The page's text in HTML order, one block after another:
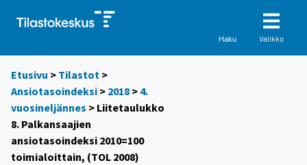
Haku Valikko
Etusivu > Tilastot >
Ansiotasoindeksi > 2018 > 4.
vuosineljännes > Liitetaulukko
8. Palkansaajien
ansiotasoindeksi 2010=100
toimialoittain, (TOL 2008)